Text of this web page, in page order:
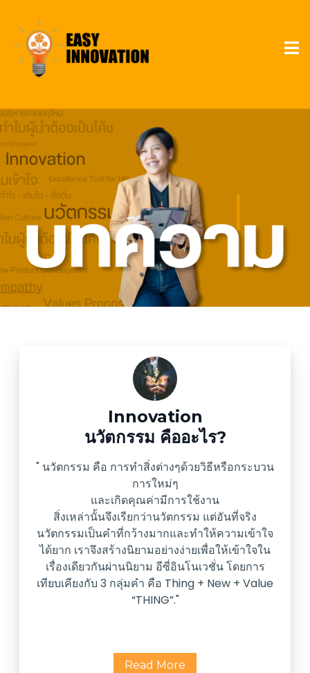
Innovation
นวัตกรรม คืออะไร?
" นวัตกรรม คือ การทำสิ่งต่างๆด้วยวิธีหรือกระบวน
การใหม่ๆ
และเกิดคุณค่ามีการใช้งาน
สิ่งเหล่านั้นจึงเรียกว่านวัตกรรม แต่อันที่จริง
นวัตกรรมเป็นคำที่กว้างมากและทำให้ความเข้าใจ
ได้ยาก เราจึงสร้างนิยามอย่างง่ายเพื่อให้เข้าใจใน
เรื่องเดียวกันผ่านนิยาม อีซี่อินโนเวชั่น โดยการ
เทียบเคียงกับ 3 กลุ่มคำ คือ Thing + New + Value
“THING”."
Read More